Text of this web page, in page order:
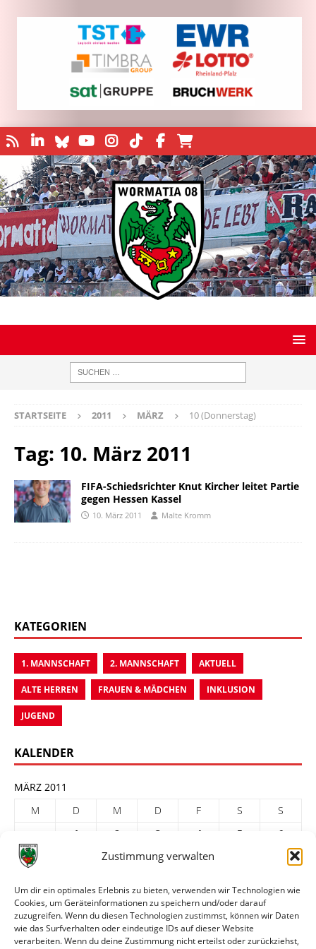
Zustimmung verwalten
Um dir ein optimales Erlebnis zu bieten, verwenden wir Technologien wie
Cookies, um Geräteinformationen zu speichern und/oder darauf
zuzugreifen. Wenn du diesen Technologien zustimmst, können wir Daten
wie das Surfverhalten oder eindeutige IDs auf dieser Website
verarbeiten. Wenn du deine Zustimmung nicht erteilst oder zurückziehst,
STARTSEITE 2011 MÄRZ 10 (Donnerstag)
Tag: 10. März 2011
FIFA-Schiedsrichter Knut Kircher leitet Partie
gegen Hessen Kassel
10. März 2011 Malte Kromm
KATEGORIEN
1. MANNSCHAFT 2. MANNSCHAFT AKTUELL
ALTE HERREN FRAUEN & MÄDCHEN INKLUSION
JUGEND
KALENDER
MÄRZ 2011
M
D M D F S
S
1
2 3 4 5
6
7
9 10 11
21
22 23 24 25 26
28
29 30
31